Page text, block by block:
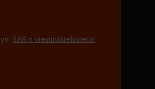
SAK:n viestintärekisterin